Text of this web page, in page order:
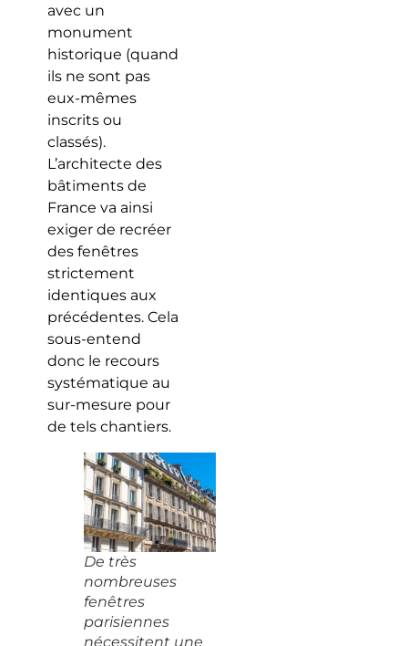
avec un
monument
historique (quand
ils ne sont pas
eux-mêmes
inscrits ou
classés).
L’architecte des
bâtiments de
France va ainsi
exiger de recréer
des fenêtres
strictement
identiques aux
précédentes. Cela
sous-entend
donc le recours
systématique au
sur-mesure pour
de tels chantiers.
De très
nombreuses
fenêtres
parisiennes
nécessitent une